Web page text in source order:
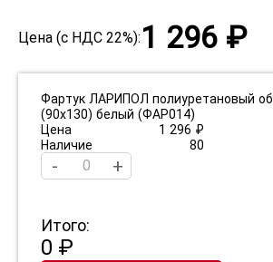
Цена (с НДС 22%): 1 296 ₽
Фартук ЛАРИПОЛ полиуретановый
(90х130) белый (ФАР014)
Цена
1 296 ₽
Наличие
80
- +
Итого:
0 ₽